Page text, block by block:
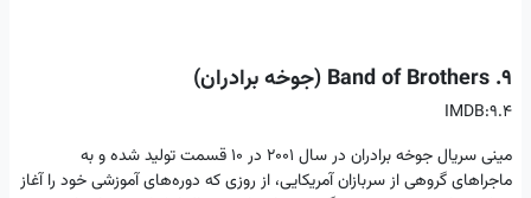
9. Band of Brothers (جوخه برادران)
IMDB:9.4
مینی سریال جوخه برادران در سال 2001 در ۱۰ قسمت تولید شده و به
ماجراهای گروهی از سربازان آمریکایی، از روزی که دوره‌های آموزشی خود را آغاز